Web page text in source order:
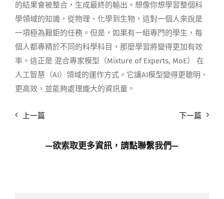
的結果會被整合，生成最終的輸出。 想像你想學習整個科
學領域的知識，從物理、化學到生物，這對一個人來說是
一項極為艱鉅的任務。但是，如果有一組專門的學生，每
個人都專精於不同的科學科目，那麼學習將變得更加有效
率。這正是 混合專家模型（Mixture of Experts, MoE） 在
人工智慧（AI）領域的運作方式。它讓AI模型變得更聰明、
更高效，並能夠處理龐大的資訊量。
上一篇 下一篇
—欲索取更多資訊，請點聯繫我們—